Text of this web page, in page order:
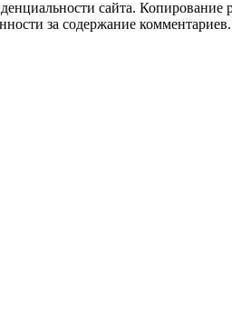
сайта.
за содержание